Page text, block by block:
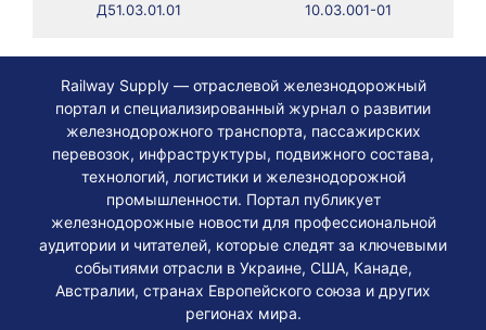
Д51.03.01.01
10.03.001-01
Railway Supply — отраслевой железнодорожный
портал и специализированный журнал о развитии
железнодорожного транспорта, пассажирских
перевозок, инфраструктуры, подвижного состава,
технологий, логистики и железнодорожной
промышленности. Портал публикует
железнодорожные новости для профессиональной
аудитории и читателей, которые следят за ключевыми
событиями отрасли в Украине, США, Канаде,
Австралии, странах Европейского союза и других
регионах мира.